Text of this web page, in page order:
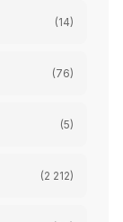
(14)
(76)
(5)
(2 212)